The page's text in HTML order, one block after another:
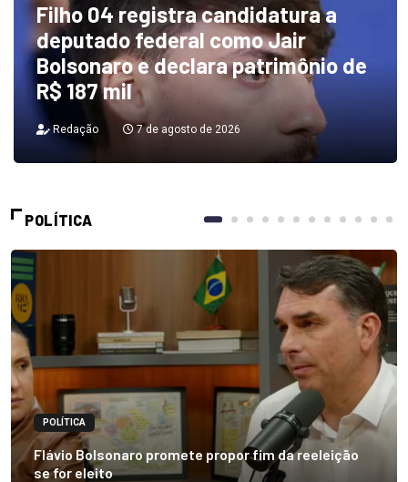
Filho 04 registra candidatura a
deputado federal como Jair
Bolsonaro e declara patrimônio de
R$ 187 mil
Redação 7 de agosto de 2026
POLÍTICA
POLÍTICA
Flávio Bolsonaro promete propor fim da reeleição
se for eleito